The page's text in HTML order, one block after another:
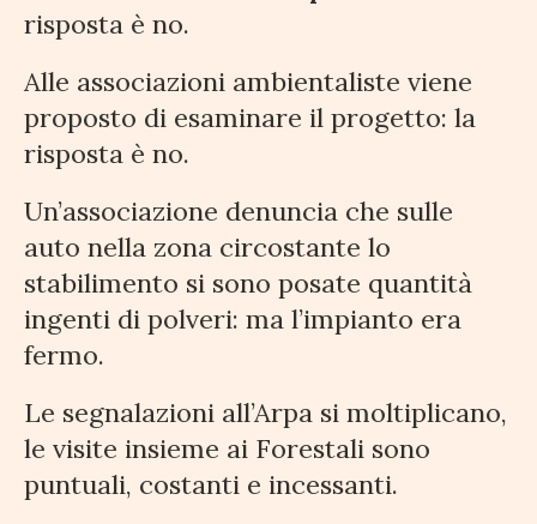
risposta è no.
Alle associazioni ambientaliste viene
proposto di esaminare il progetto: la
risposta è no.
Un’associazione denuncia che sulle
auto nella zona circostante lo
stabilimento si sono posate quantità
ingenti di polveri: ma l’impianto era
fermo.
Le segnalazioni all’Arpa si moltiplicano,
le visite insieme ai Forestali sono
puntuali, costanti e incessanti.